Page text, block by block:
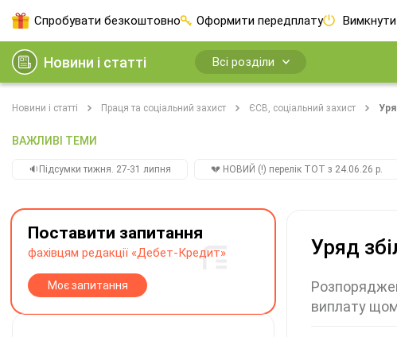
Спробувати безкоштовно Оформити передплату
Новини і статті Всі розділи
Новини і статті Праця та соціальний захист ЄСВ, соціальний захист
ВАЖЛИВІ ТЕМИ
🔉Підсумки тижня. 27-31 липня 💔 НОВИЙ (!) перелік ТОТ з 24.06.26 р.
Уряд
виплату
Поставити запитання
фахівцям редакції «Дебет-Кредит»
Моє запитання